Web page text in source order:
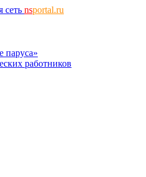
сеть nsportal.ru
паруса»
работников